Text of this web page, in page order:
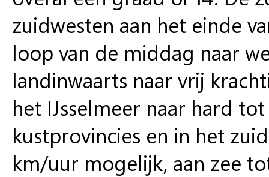
zuidwesten aan het einde
loop van de middag naar
landinwaarts naar vrij
het IJsselmeer naar hard
kustprovincies en in het
km/uur mogelijk, aan zee